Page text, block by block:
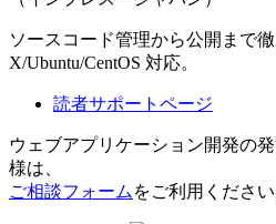
ソースコード管理から公開まで
X/Ubuntu/CentOS 対応。
読者サポートページ
ウェブアプリケーション開発の
様は、
ご相談フォーム をご利用ください